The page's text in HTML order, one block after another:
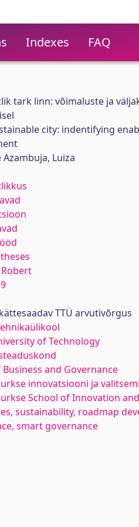
Indexes FAQ
tark linn: võimaluste ja
city: indentifying
Azambuja, Luiza
TTÜ arvutivõrgus
of Technology
and Governance
innovatsiooni ja
School of Innovation
sustainability, roadmap
smart governance